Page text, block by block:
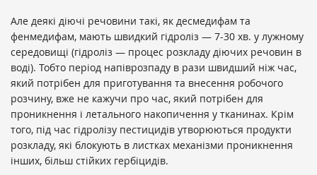
Але деякі діючі речовини такі, як десмедифам та
фенмедифам, мають швидкий гідроліз — 7-30 хв. у лужному
середовищі (гідроліз — процес розкладу діючих речовин в
воді). Тобто період напіврозпаду в рази швидший ніж час,
який потрібен для приготування та внесення робочого
розчину, вже не кажучи про час, який потрібен для
проникнення і летального накопичення у тканинах. Крім
того, під час гідролізу пестицидів утворюються продукти
розкладу, які блокують в листках механізми проникнення
інших, більш стійких гербіцидів.